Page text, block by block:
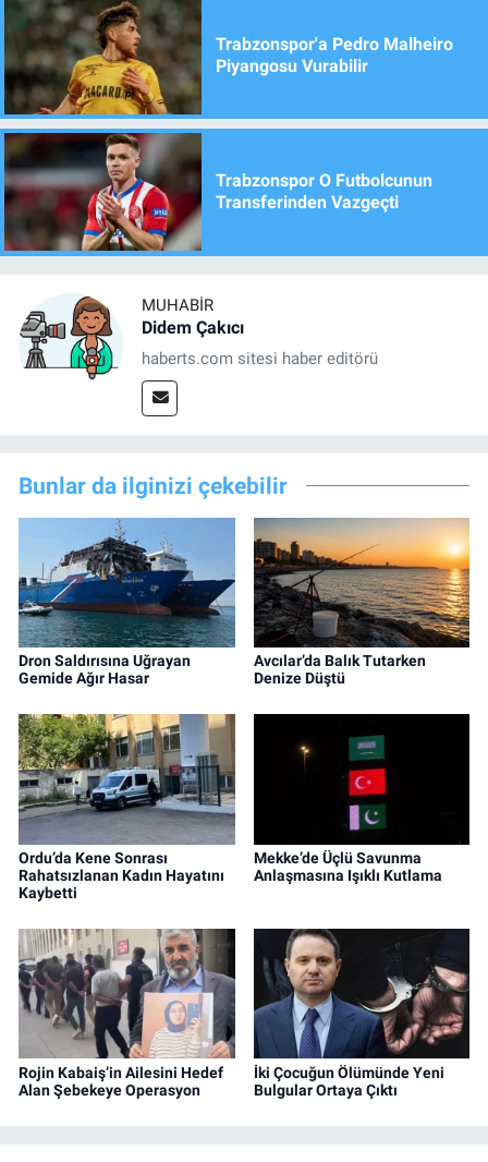
Trabzonspor'a Pedro Malheiro
Piyangosu Vurabilir
Trabzonspor O Futbolcunun
Transferinden Vazgeçti
MUHABIR
Didem Çakıcı
haberts.com sitesi haber editörü
Bunlar da ilginizi çekebilir
Dron Saldırısına Uğrayan
Gemide Ağır Hasar
Avcılar’da Balık Tutarken
Denize Düştü
Ordu’da Kene Sonrası
Rahatsızlanan Kadın Hayatını
Kaybetti
Mekke’de Üçlü Savunma
Anlaşmasına Işıklı Kutlama
Rojin Kabaiş’in Ailesini Hedef
Alan Şebekeye Operasyon
İki Çocuğun Ölümünde Yeni
Bulgular Ortaya Çıktı